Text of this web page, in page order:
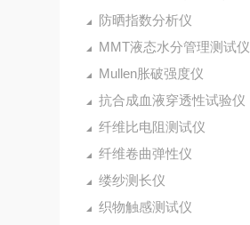
防晒指数分析仪
MMT液态水分管理测试仪
Mullen胀破强度仪
抗合成血液穿透性试验仪
纤维比电阻测试仪
纤维卷曲弹性仪
缕纱测长仪
织物触感测试仪